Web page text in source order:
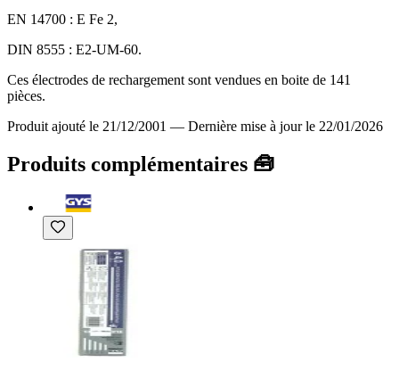
EN 14700 : E Fe 2,
DIN 8555 : E2-UM-60.
Ces électrodes de rechargement sont vendues en boite de 141
pièces.
Produit ajouté le 21/12/2001 — Dernière mise à jour le 22/01/2026
Produits complémentaires 🧰